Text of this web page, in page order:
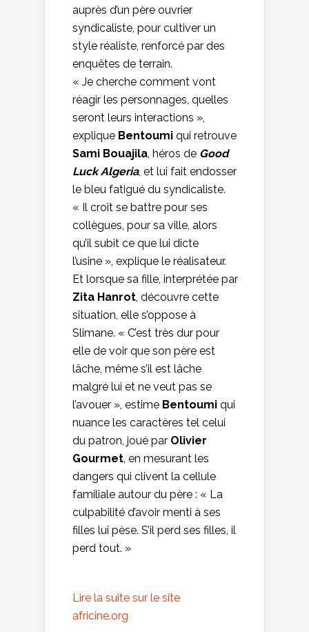
auprès d’un père ouvrier
syndicaliste, pour cultiver un
style réaliste, renforcé par des
enquêtes de terrain.
« Je cherche comment vont
réagir les personnages, quelles
seront leurs interactions »,
explique Bentoumi qui retrouve
Sami Bouajila , héros de Good
Luck Algeria, et lui fait endosser
le bleu fatigué du syndicaliste.
« Il croit se battre pour ses
collègues, pour sa ville, alors
qu’il subit ce que lui dicte
l’usine », explique le réalisateur.
Et lorsque sa fille, interprétée par
Zita Hanrot , découvre cette
situation, elle s’oppose à
Slimane. « C’est très dur pour
elle de voir que son père est
lâche, même s’il est lâche
malgré lui et ne veut pas se
l’avouer », estime Bentoumi qui
nuance les caractères tel celui
du patron, joué par Olivier
Gourmet , en mesurant les
dangers qui clivent la cellule
familiale autour du père : « La
culpabilité d’avoir menti à ses
filles lui pèse. S’il perd ses filles, il
perd tout. »
Lire la suite sur le site
africine.org